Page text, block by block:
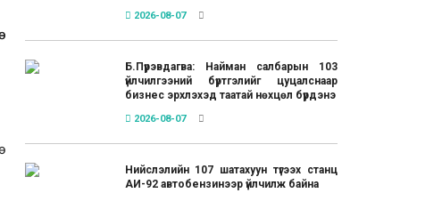
2026-08-07
Б.Пүрэвдагва: Найман салбарын 103
үйлчилгээний бүртгэлийг цуцалснаар
бизнес эрхлэхэд таатай нөхцөл бүрдэнэ
2026-08-07
Нийслэлийн 107 шатахуун түгээх станц
АИ-92 автобензинээр үйлчилж байна